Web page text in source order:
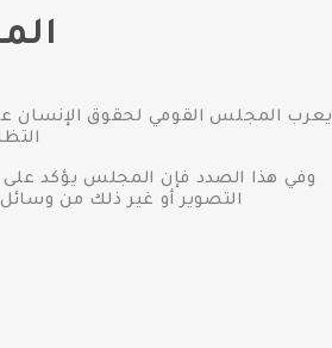
يعرب المجلس القومي لحقوق الإنسان
وفي هذا الصدد فإن المجلس يؤكد على
التصوير أو غير ذلك من